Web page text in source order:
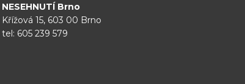
NESEHNUTÍ Brno
Křížová 15, 603 00 Brno
tel: 605 239 579